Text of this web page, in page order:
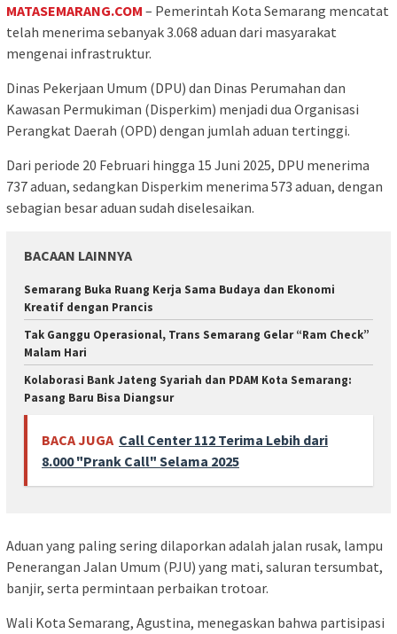
MATASEMARANG.COM – Pemerintah Kota Semarang mencatat
telah menerima sebanyak 3.068 aduan dari masyarakat
mengenai infrastruktur.
Dinas Pekerjaan Umum (DPU) dan Dinas Perumahan dan
Kawasan Permukiman (Disperkim) menjadi dua Organisasi
Perangkat Daerah (OPD) dengan jumlah aduan tertinggi.
Dari periode 20 Februari hingga 15 Juni 2025, DPU menerima
737 aduan, sedangkan Disperkim menerima 573 aduan, dengan
sebagian besar aduan sudah diselesaikan.
BACAAN LAINNYA
Semarang Buka Ruang Kerja Sama Budaya dan Ekonomi
Kreatif dengan Prancis
Tak Ganggu Operasional, Trans Semarang Gelar “Ram Check”
Malam Hari
Kolaborasi Bank Jateng Syariah dan PDAM Kota Semarang:
Pasang Baru Bisa Diangsur
BACA JUGA Call Center 112 Terima Lebih dari
8.000 "Prank Call" Selama 2025
Aduan yang paling sering dilaporkan adalah jalan rusak, lampu
Penerangan Jalan Umum (PJU) yang mati, saluran tersumbat,
banjir, serta permintaan perbaikan trotoar.
Wali Kota Semarang, Agustina, menegaskan bahwa partisipasi